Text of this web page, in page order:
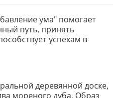
ума" помогает
путь, принять
успехам в
деревянной доске,
мореного дуба. Образ